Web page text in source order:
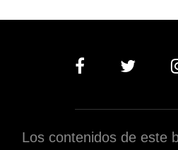
Los contenidos de este